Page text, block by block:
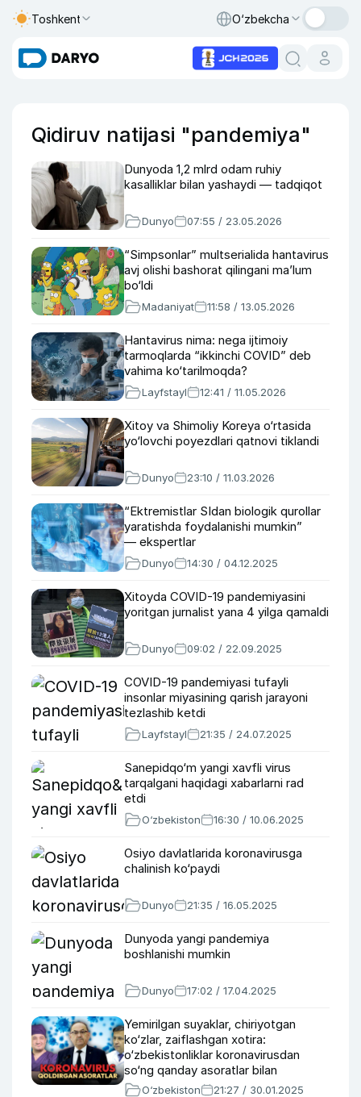
Toshkent O‘zbekcha
Qidiruv natijasi "pandemiya"
Dunyoda 1,2 mlrd odam ruhiy
kasalliklar bilan yashaydi — tadqiqot
Dunyo 07:55 / 23.05.2026
“Simpsonlar” multserialida hantavirus
avj olishi bashorat qilingani ma’lum
bo‘ldi
Madaniyat 11:58 / 13.05.2026
Hantavirus nima: nega ijtimoiy
tarmoqlarda “ikkinchi COVID” deb
vahima ko‘tarilmoqda?
Layfstayl 12:41 / 11.05.2026
Xitoy va Shimoliy Koreya o‘rtasida
yo‘lovchi poyezdlari qatnovi tiklandi
Dunyo 23:10 / 11.03.2026
“Ektremistlar SIdan biologik qurollar
yaratishda foydalanishi mumkin”
— ekspertlar
Dunyo 14:30 / 04.12.2025
Xitoyda COVID-19 pandemiyasini
yoritgan jurnalist yana 4 yilga qamaldi
Dunyo 09:02 / 22.09.2025
COVID-19 pandemiyasi tufayli
insonlar miyasining qarish jarayoni
tezlashib ketdi
Layfstayl 21:35 / 24.07.2025
Sanepidqo‘m yangi xavfli virus
tarqalgani haqidagi xabarlarni rad
etdi
O‘zbekiston 16:30 / 10.06.2025
Osiyo davlatlarida koronavirusga
chalinish ko‘paydi
Dunyo 21:35 / 16.05.2025
Dunyoda yangi pandemiya
boshlanishi mumkin
Dunyo 17:02 / 17.04.2025
Yemirilgan suyaklar, chiriyotgan
ko‘zlar, zaiflashgan xotira:
o‘zbekistonliklar koronavirusdan
so‘ng qanday asoratlar bilan
to‘qnashmoqda?
O‘zbekiston 21:27 / 30.01.2025